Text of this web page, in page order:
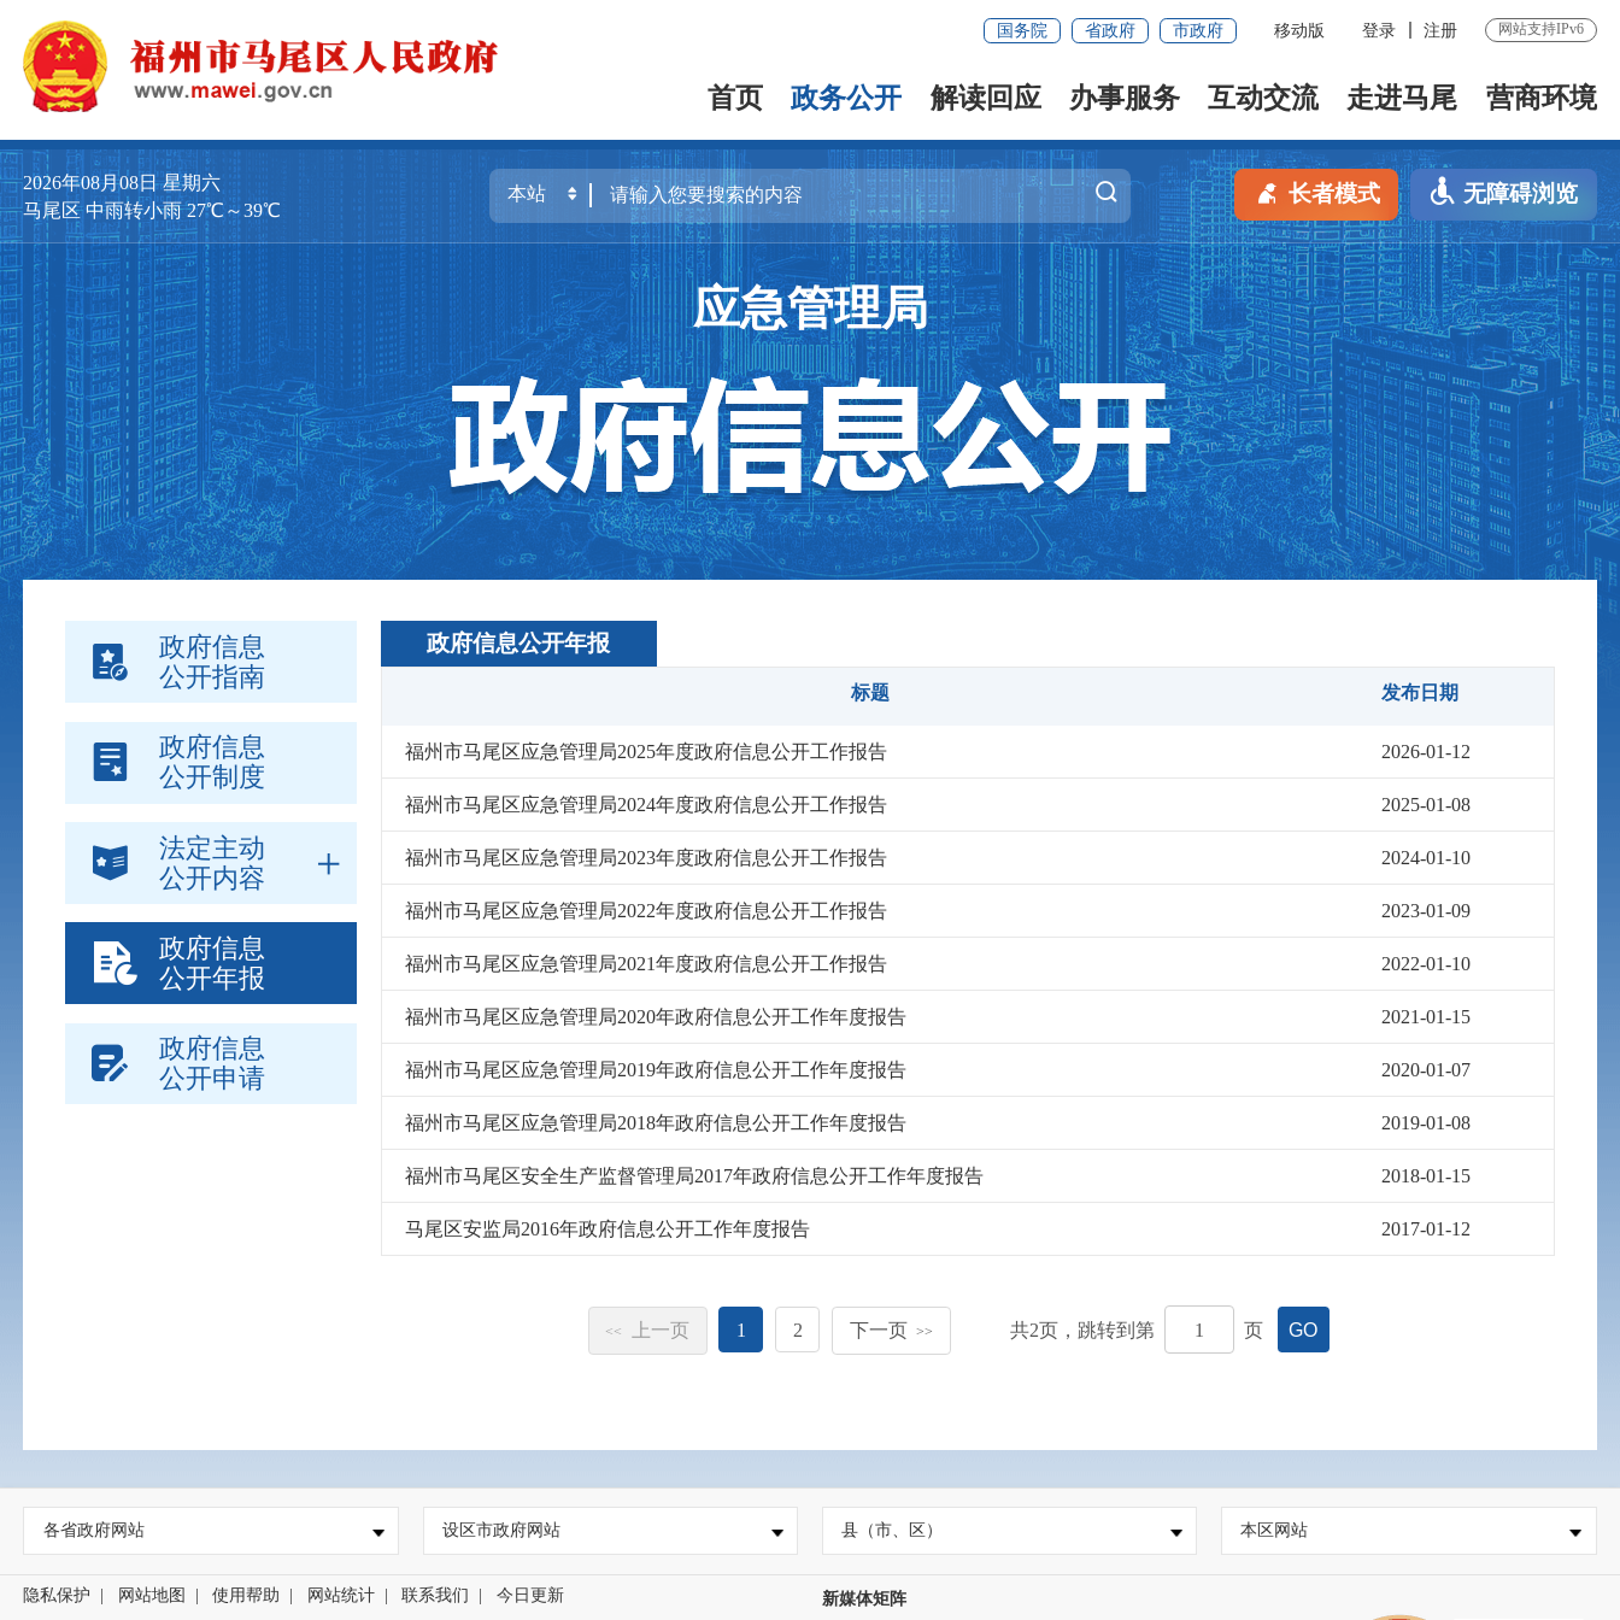
国务院 省政府 市政府 移动版 登录 注册 网站支持IPv6
首页 政务公开 解读回应 办事服务 互动交流 走进马尾 营商环境
2026年08月08日 星期六
马尾区 中雨转小雨 27℃～39℃
长者模式 无障碍浏览
应急管理局
政府信息
公开指南
政府信息
公开制度
法定主动
公开内容
政府信息
公开年报
政府信息
公开申请
政府信息公开年报
标题 发布日期
福州市马尾区应急管理局2025年度政府信息公开工作报告 2026-01-12
福州市马尾区应急管理局2024年度政府信息公开工作报告 2025-01-08
福州市马尾区应急管理局2023年度政府信息公开工作报告 2024-01-10
福州市马尾区应急管理局2022年度政府信息公开工作报告 2023-01-09
福州市马尾区应急管理局2021年度政府信息公开工作报告 2022-01-10
福州市马尾区应急管理局2020年政府信息公开工作年度报告 2021-01-15
福州市马尾区应急管理局2019年政府信息公开工作年度报告 2020-01-07
福州市马尾区应急管理局2018年政府信息公开工作年度报告 2019-01-08
福州市马尾区安全生产监督管理局2017年政府信息公开工作年度报告 2018-01-15
马尾区安监局2016年政府信息公开工作年度报告 2017-01-12
<< 上一页 1 2 下一页 >> 共2页， 跳转到第 页 GO
各省政府网站 设区市政府网站 县（市、区） 本区网站
隐私保护 网站地图 使用帮助 网站统计 联系我们 今日更新 新媒体矩阵